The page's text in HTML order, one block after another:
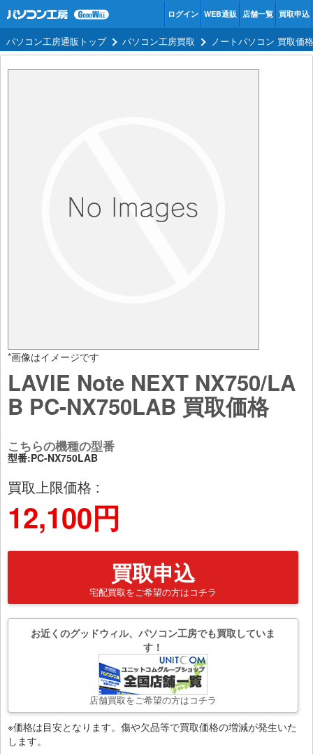
ログイン WEB通販 店舗一覧 買取申込
パソコン工房通販トップ パソコン工房買取 ノートパソコン 買取価
*画像はイメージです
LAVIE Note NEXT NX750/LA
B PC-NX750LAB 買取価格
こちらの機種の型番
型番:PC-NX750LAB
買取上限価格 :
12,100円
買取申込
宅配買取をご希望の方はコチラ
お近くのグッドウィル、パソコン工房でも買取していま
す！
店舗買取をご希望の方はコチラ
※価格は目安となります。傷や欠品等で買取価格の増減が発生いた
します。